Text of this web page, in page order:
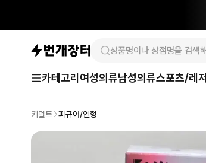
카테고리 여성의류남성의류스포츠/레저
키덜트 피규어/인형